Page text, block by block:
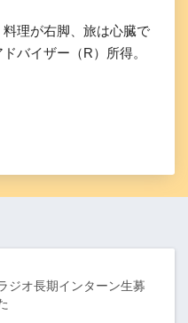
理が右脚、旅は心臓で
バイザー（R）所得。
ジオ長期インターン生募